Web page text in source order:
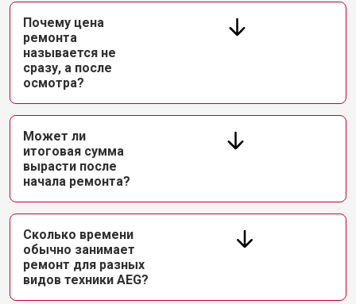
Почему цена
ремонта
называется не
сразу, а после
осмотра?
Может ли
итоговая сумма
вырасти после
начала ремонта?
Сколько времени
обычно занимает
ремонт для разных
видов техники AEG?